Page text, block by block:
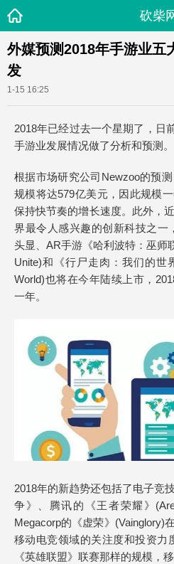
砍柴
外媒预测2018年手游业五
发
1-15 16:25
2018年已经过去一个星期了，日
手游业发展情况做了分析和预测。
根据市场研究公司Newzoo的预
规模将达579亿美元，因此规模
保持快节奏的增长速度。此外，
界最令人感兴趣的创新科技之一
头显、AR手游《哈利波特：巫师
Unite)和《行尸走肉：我们的世
World)也将在今年陆续上市，
一年。
2018年的新趋势还包括了电子竞
争》、腾讯的《王者荣耀》
Megacorp的《虚荣》(Vainglory)
移动电竞领域的关注度和投资力
《英雄联盟》联赛那样的规模，